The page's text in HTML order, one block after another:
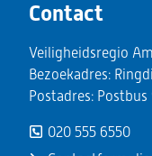
Contact
Veiligheidsregio
Bezoekadres:
Postadres:
020 555 6550